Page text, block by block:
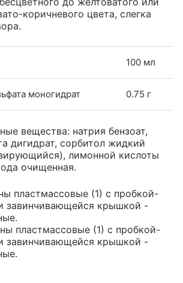
коричневого цвета, слегка
100 мл
моногидрат 0.75 г
вещества: натрия бензоат,
дигидрат, сорбитол жидкий
лимонной кислоты
очищенная.
пластмассовые (1) с пробкой-
завинчивающейся крышкой -
пластмассовые (1) с пробкой-
завинчивающейся крышкой -